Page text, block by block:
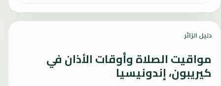
دليل الزائر
مواقيت الصلاة وأوقات الأذان في
كيريبون، إندونيسيا